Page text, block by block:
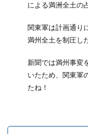
による満洲全土の
関東軍は計画通り
満州全土を制圧し
新聞では満州事変
いたため、関東軍
たね！